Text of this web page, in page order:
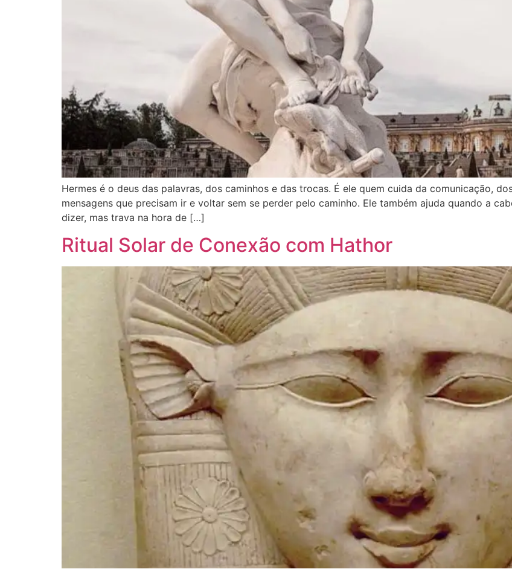
Hermes é o deus das palavras, dos caminhos e das trocas. É ele quem cuida da comunicação,
mensagens que precisam ir e voltar sem se perder pelo caminho. Ele também ajuda quando a
dizer, mas trava na hora de […]
Ritual Solar de Conexão com Hathor